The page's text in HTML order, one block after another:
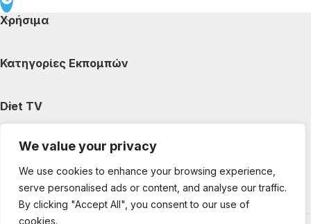
We value your privacy
We use cookies to enhance your browsing experience,
serve personalised ads or content, and analyse our traffic.
By clicking "Accept All", you consent to our use of
cookies.
Χρήσιμα
Κατηγορίες Εκπομπών
Diet TV
Κατηγορίες Άρθρων
Ακολουθήστε μας